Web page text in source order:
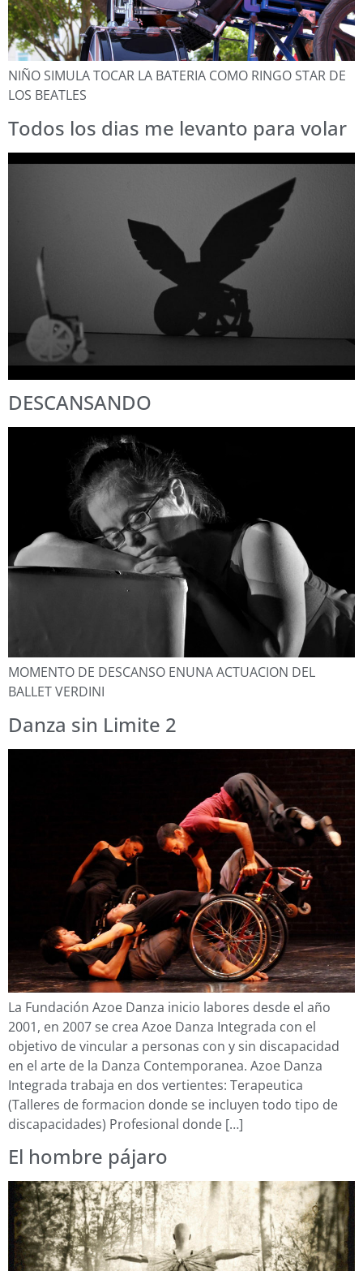
NIÑO SIMULA TOCAR LA BATERIA COMO RINGO STAR DE
LOS BEATLES
Todos los dias me levanto para volar
DESCANSANDO
MOMENTO DE DESCANSO ENUNA ACTUACION DEL
BALLET VERDINI
Danza sin Limite 2
La Fundación Azoe Danza inicio labores desde el año
2001, en 2007 se crea Azoe Danza Integrada con el
objetivo de vincular a personas con y sin discapacidad
en el arte de la Danza Contemporanea. Azoe Danza
Integrada trabaja en dos vertientes: Terapeutica
(Talleres de formacion donde se incluyen todo tipo de
discapacidades) Profesional donde […]
El hombre pájaro